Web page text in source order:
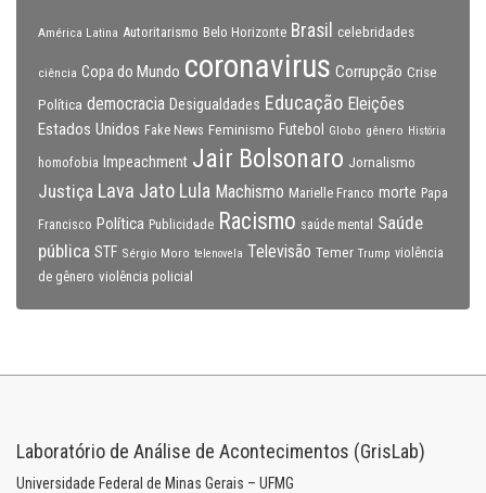
América Latina Autoritarismo Belo Horizonte Brasil celebridades
ciência Copa do Mundo coronavirus Corrupção Crise
Política democracia Desigualdades Educação Eleições
Estados Unidos Fake News Feminismo Futebol Globo gênero História
homofobia Impeachment Jair Bolsonaro Jornalismo
Justiça Lava Jato Lula Machismo Marielle Franco morte Papa
Francisco Política Publicidade Racismo saúde mental
Saúde
pública STF Sérgio Moro telenovela Televisão Temer Trump violência
de gênero violência policial
Laboratório de Análise de Acontecimentos (GrisLab)
Universidade Federal de Minas Gerais – UFMG